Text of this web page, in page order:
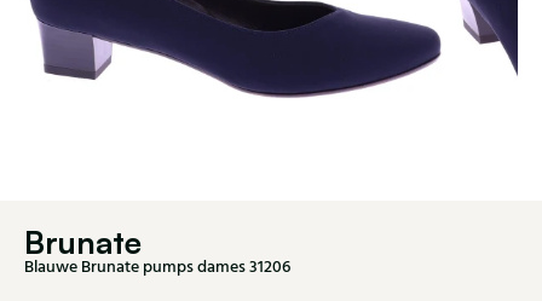
Brunate
Blauwe Brunate pumps dames 31206